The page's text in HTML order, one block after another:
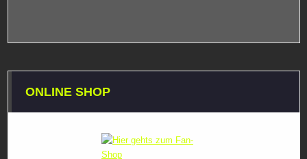
ONLINE SHOP